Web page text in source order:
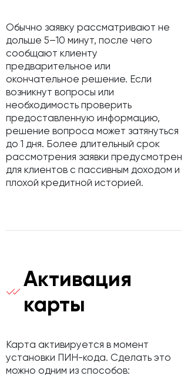
Обычно заявку рассматривают не
дольше 5–10 минут, после чего
сообщают клиенту
предварительное или
окончательное решение. Если
возникнут вопросы или
необходимость проверить
предоставленную информацию,
решение вопроса может затянуться
до 1 дня. Более длительный срок
рассмотрения заявки предусмотрен
для клиентов с пассивным доходом и
плохой кредитной историей.
Активация
карты
Карта активируется в момент
установки ПИН-кода. Сделать это
можно одним из способов: